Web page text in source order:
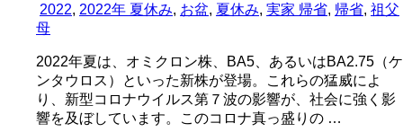
2022, 2022年 夏休み, お盆, 夏休み, 実家 帰省, 帰省, 祖父
母
2022年夏は、オミクロン株、BA5、あるいはBA2.75（ケ
ンタウロス）といった新株が登場。これらの猛威によ
り、新型コロナウイルス第７波の影響が、社会に強く影
響を及ぼしています。このコロナ真っ盛りの …